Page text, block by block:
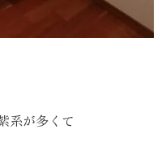
系が多くて